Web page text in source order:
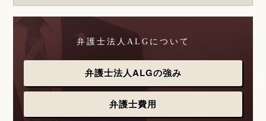
弁護士法人ALGについて
弁護士法人ALGの強み
弁護士費用